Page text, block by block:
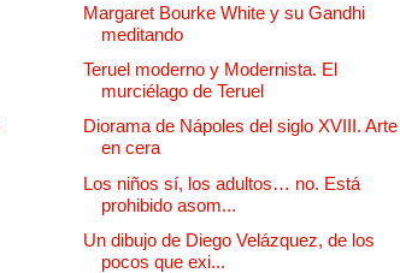
Margaret Bourke White y su Gandhi
meditando
Teruel moderno y Modernista. El
murciélago de Teruel
Diorama de Nápoles del siglo XVIII. Arte
en cera
Los niños sí, los adultos… no. Está
prohibido asom...
Un dibujo de Diego Velázquez, de los
pocos que exi...